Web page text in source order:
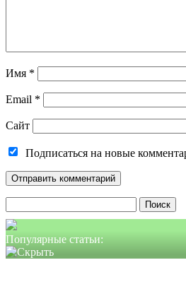
Имя *
Email *
Сайт
Подписаться на новые
Популярные статьи: